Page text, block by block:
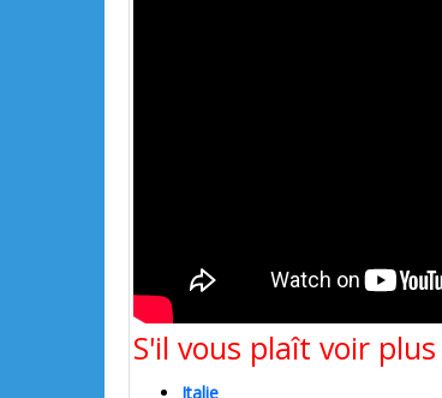
S'il vous plaît voir
Italie